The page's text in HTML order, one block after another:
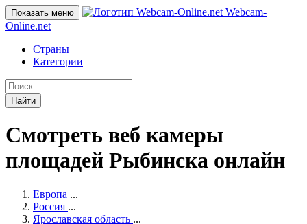
Показать меню
Webcam-
Online.net
Страны
Категории
Найти
Смотреть веб камеры
площадей Рыбинска онлайн
Европа ...
Россия ...
Ярославская область ...